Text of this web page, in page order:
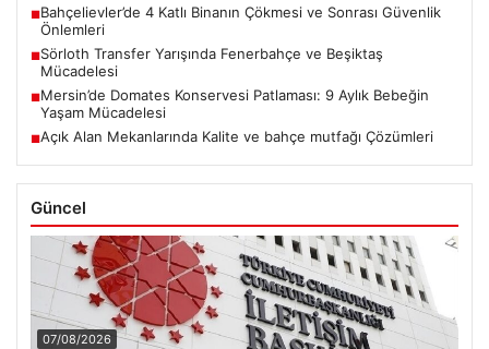
■Bahçelievler’de 4 Katlı Binanın Çökmesi ve Sonrası Güvenlik
Önlemleri
■Sörloth Transfer Yarışında Fenerbahçe ve Beşiktaş
Mücadelesi
■Mersin’de Domates Konservesi Patlaması: 9 Aylık Bebeğin
Yaşam Mücadelesi
■Açık Alan Mekanlarında Kalite ve bahçe mutfağı Çözümleri
Güncel
07/08/2026